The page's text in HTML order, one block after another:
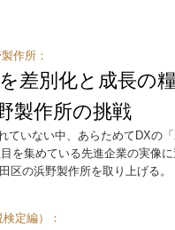
作所：
差別化と成長の
作所の挑戦
ていない中、あらためてDXの
を集めている先進企業の実像
区の浜野製作所を取り上げる。
定編）：